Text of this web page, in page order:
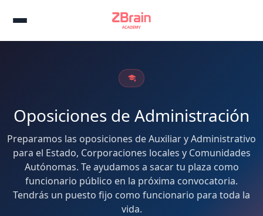
Oposiciones de Administración
Preparamos las oposiciones de Auxiliar y Administrativo
para el Estado, Corporaciones locales y Comunidades
Autónomas. Te ayudamos a sacar tu plaza como
funcionario público en la próxima convocatoria.
Tendrás un puesto fijo como funcionario para toda la
vida.